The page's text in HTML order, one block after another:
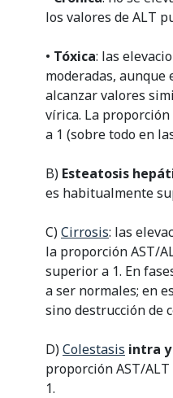
los valores de ALT
• Tóxica: las
moderadas, aunque
alcanzar valores
vírica. La
a 1 (sobre todo en
B) Esteatosis
es habitualmente
C)Cirrosis: las
la proporción AST/
superior a 1. En
a ser normales; en
sino destrucción de
D)Colestasis intra
proporción AST/
1.